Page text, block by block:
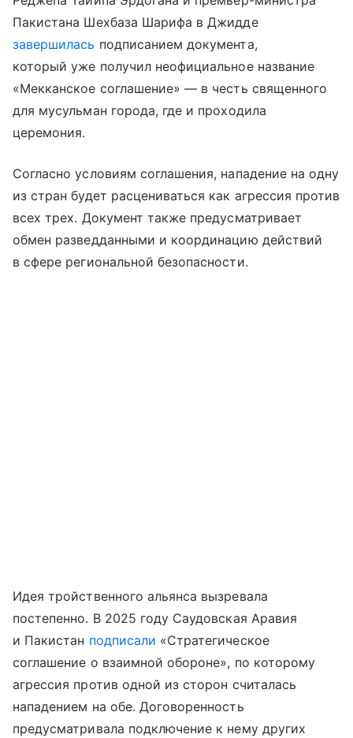
Пакистана Шехбаза Шарифа в Джидде
завершилась подписанием документа,
который уже получил неофициальное название
«Мекканское соглашение» — в честь священного
для мусульман города, где и проходила
церемония.
Согласно условиям соглашения, нападение на одну
из стран будет расцениваться как агрессия против
всех трех. Документ также предусматривает
обмен разведданными и координацию действий
в сфере региональной безопасности.
Идея тройственного альянса вызревала
постепенно. В 2025 году Саудовская Аравия
и Пакистан подписали «Стратегическое
соглашение о взаимной обороне», по которому
агрессия против одной из сторон считалась
нападением на обе. Договоренность
предусматривала подключение к нему других